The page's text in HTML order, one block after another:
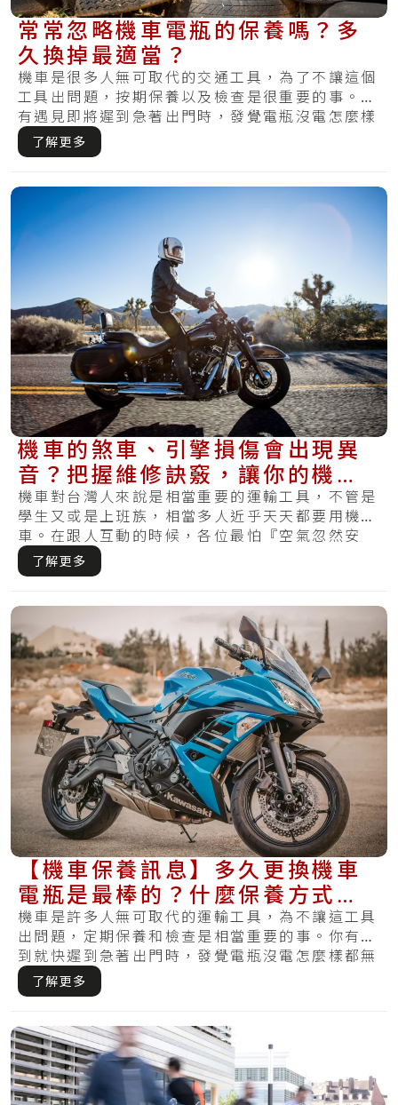
常常忽略機車電瓶的保養嗎？多
久換掉最適當？
機車是很多人無可取代的交通工具，為了不讓這個
工具出問題，按期保養以及檢查是很重要的事。你
有遇見即將遲到急著出門時，發覺電瓶沒電怎麼樣
都無.....
了解更多
機車的煞車、引擎損傷會出現異
音？把握維修訣竅，讓你的機車
不再發出怪聲
機車對台灣人來說是相當重要的運輸工具，不管是
學生又或是上班族，相當多人近乎天天都要用機
車。在跟人互動的時候，各位最怕『空氣忽然安
靜』，可.....
了解更多
【機車保養訊息】多久更換機車
電瓶是最棒的？什麼保養方式最
適合你的電瓶？
機車是許多人無可取代的運輸工具，為不讓這工具
出問題，定期保養和檢查是相當重要的事。你有碰
到就快遲到急著出門時，發覺電瓶沒電怎麼樣都無
法發.....
了解更多